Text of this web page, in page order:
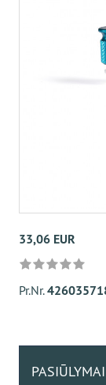
33,06 EUR
Pr.Nr.
PASIŪLYMAI